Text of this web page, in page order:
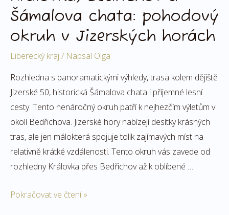
Šámalova chata: pohodový
okruh v Jizerských horách
Liberecký kraj/ Napsal Olga
Rozhledna s panoramatickými výhledy, trasa kolem dějiště
Jizerské 50, historická Šámalova chata i příjemné lesní
cesty. Tento nenáročný okruh patří k nejhezčím výletům v
okolí Bedřichova. Jizerské hory nabízejí desítky krásných
tras, ale jen málokterá spojuje tolik zajímavých míst na
relativně krátké vzdálenosti. Tento okruh vás zavede od
rozhledny Královka přes Bedřichov až k oblíbené …
Pokračovat ve čtení »